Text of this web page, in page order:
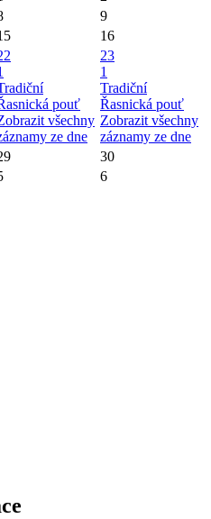
9
16
pouť
všechny
ze dne
23
1
Tradiční
Řasnická pouť
Zobrazit všechny
záznamy ze dne
30
6